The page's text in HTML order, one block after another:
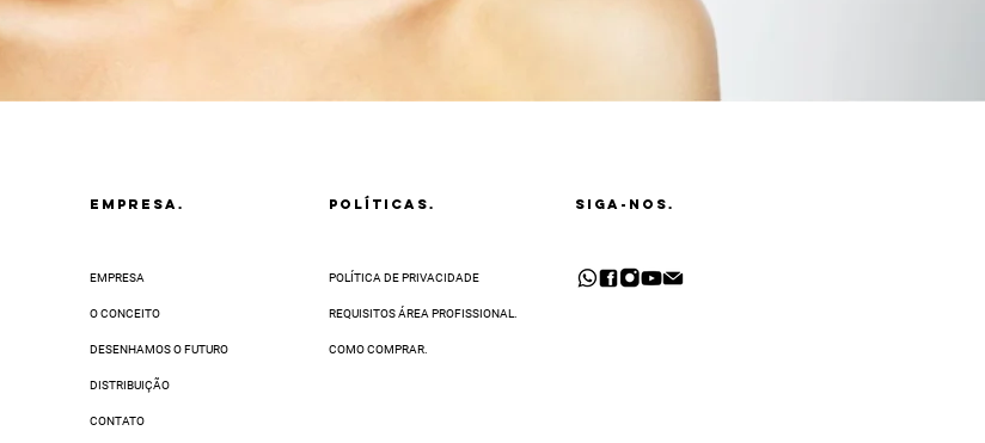
SIGA-NOS.
EMPRESA. POLÍTICAS.
EMPRESA
O CONCEITO
DESENHAMOS O FUTURO
DISTRIBUIÇÃO
CONTATO
POLÍTICA DE PRIVACIDADE
REQUISITOS ÁREA PROFISSIONAL.
COMO COMPRAR.